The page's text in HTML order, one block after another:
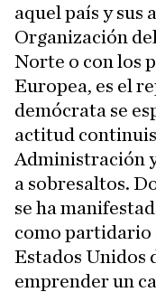
aquel país y sus
Organización
Norte o con los
Europea, es el
demócrata se
actitud
Administración
a sobresaltos.
se ha
como partidario
Estados Unidos
emprender un